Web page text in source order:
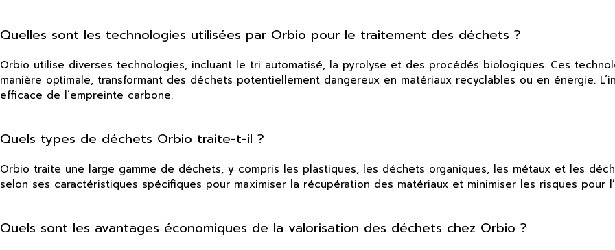
Quelles sont les technologies utilisées par Orbio pour le traitement des déchets ?
Orbio utilise diverses technologies, incluant le tri automatisé, la pyrolyse et des procédés biologiques. Ces
manière optimale, transformant des déchets potentiellement dangereux en matériaux recyclables ou en énergie.
efficace de l’empreinte carbone.
Quels types de déchets Orbio traite-t-il ?
Orbio traite une large gamme de déchets, y compris les plastiques, les déchets organiques, les métaux et les
selon ses caractéristiques spécifiques pour maximiser la récupération des matériaux et minimiser les risques pour
Quels sont les avantages économiques de la valorisation des déchets chez Orbio ?